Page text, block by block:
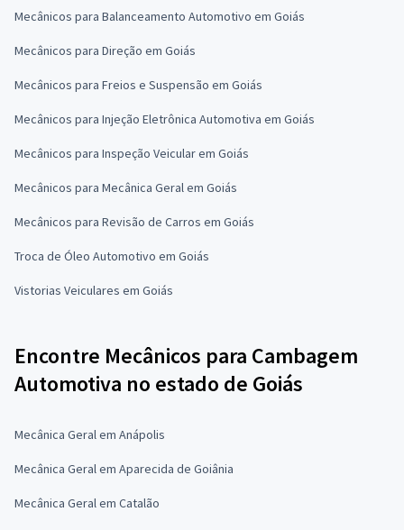
Mecânicos para Balanceamento Automotivo em Goiás
Mecânicos para Direção em Goiás
Mecânicos para Freios e Suspensão em Goiás
Mecânicos para Injeção Eletrônica Automotiva em Goiás
Mecânicos para Inspeção Veicular em Goiás
Mecânicos para Mecânica Geral em Goiás
Mecânicos para Revisão de Carros em Goiás
Troca de Óleo Automotivo em Goiás
Vistorias Veiculares em Goiás
Encontre Mecânicos para Cambagem
Automotiva no estado de Goiás
Mecânica Geral em Anápolis
Mecânica Geral em Aparecida de Goiânia
Mecânica Geral em Catalão